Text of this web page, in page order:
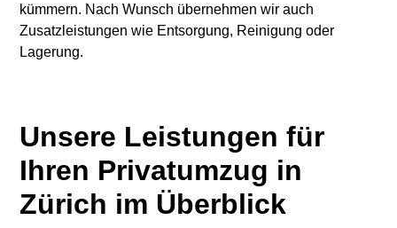
kümmern. Nach Wunsch übernehmen wir auch
Zusatzleistungen wie Entsorgung, Reinigung oder
Lagerung.
Unsere Leistungen für
Ihren Privatumzug in
Zürich im Überblick